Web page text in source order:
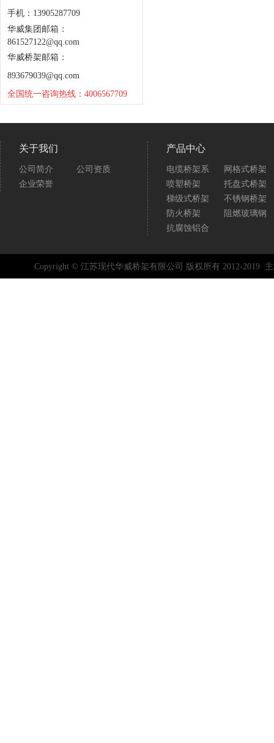
手机：13905287709
华威集团邮箱：
861527122@qq.com
华威桥架邮箱：
893679039@qq.com
全国统一咨询热线：4006567709
关于我们
公司简介
公司资质
企业荣誉
产品中心
电缆桥架系
网格式桥架
喷塑桥架
托盘式桥架
梯级式桥架
不锈钢桥架
防火桥架
阻燃玻璃钢
抗腐蚀铝合
Copyright © 江苏现代华威桥架有限公司 版权所有 2012-2019